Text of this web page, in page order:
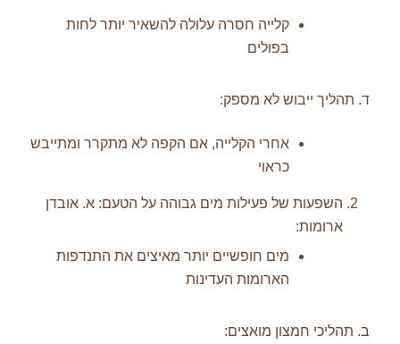
קלייה חסרה עלולה להשאיר יותר לחות
בפולים
ד. תהליך ייבוש לא מספק:
אחרי הקלייה, אם הקפה לא מתקרר ומתייבש
כראוי
השפעות של פעילות מים גבוהה על הטעם: א. אובדן
ארומות:
מים חופשיים יותר מאיצים את התנדפות
הארומות העדינות
ב. תהליכי חמצון מואצים: